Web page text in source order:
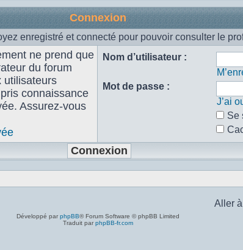
Connexion
enregistré et connecté pour pouvoir consulter le
ne prend que
du forum
utilisateurs
connaissance
Assurez-vous
Nom d’utilisateur :
Mot de passe :
J’ai
Se
Aller à
Développé par phpBB® Forum Software © phpBB Limited
Traduit par phpBB-fr.com